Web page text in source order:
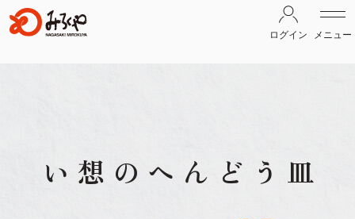
ログイン メニュー
皿うどんへの想い